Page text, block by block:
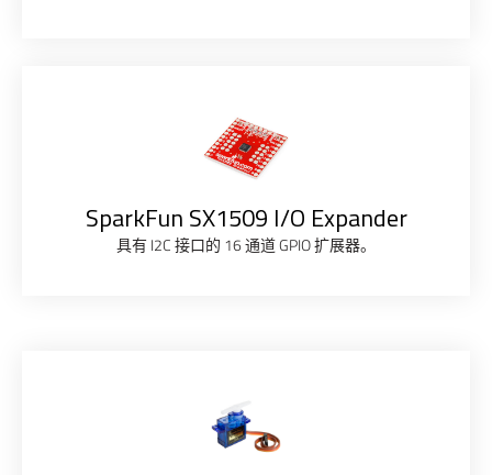
SparkFun SX1509 I/O Expander
具有 I2C 接口的 16 通道 GPIO 扩展器。